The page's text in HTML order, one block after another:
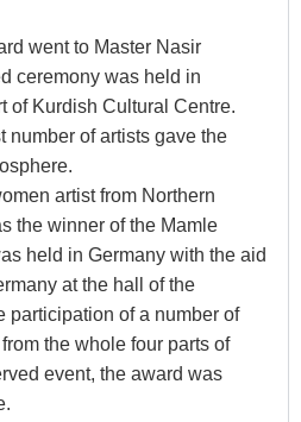
went to Master Nasir
ceremony was held in
of Kurdish Cultural Centre.
number of artists gave the
artist from Northern
the winner of the Mamle
held in Germany with the aid
at the hall of the
participation of a number of
the whole four parts of
event, the award was